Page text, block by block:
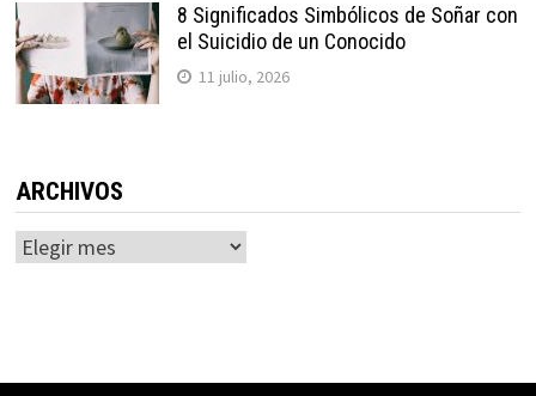
8 Significados Simbólicos de Soñar con
el Suicidio de un Conocido
11 julio, 2026
ARCHIVOS
Archivos